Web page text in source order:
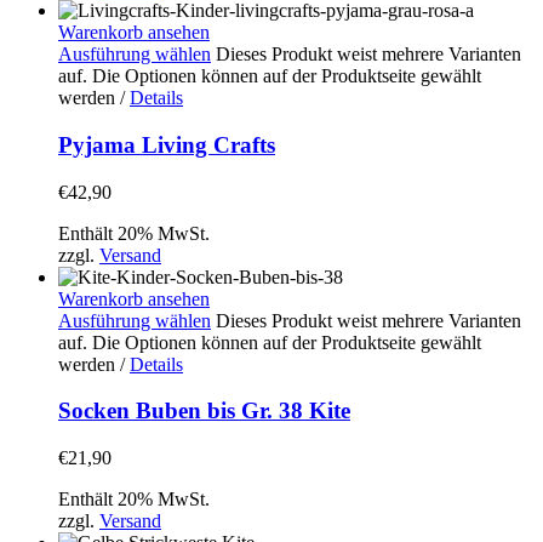
Warenkorb ansehen
Ausführung wählen Dieses Produkt weist mehrere Varianten
auf. Die Optionen können auf der Produktseite gewählt
werden / Details
Pyjama Living Crafts
€42,90
Enthält 20% MwSt.
zzgl. Versand
Warenkorb ansehen
Ausführung wählen Dieses Produkt weist mehrere Varianten
auf. Die Optionen können auf der Produktseite gewählt
werden / Details
Socken Buben bis Gr. 38 Kite
€21,90
Enthält 20% MwSt.
zzgl. Versand